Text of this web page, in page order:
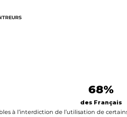
68%
des Français
à l’interdiction de l’utilisation de